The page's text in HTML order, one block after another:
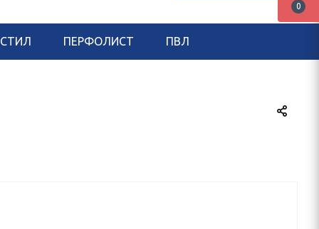
ПЕРФОЛИСТ ПВЛ
0